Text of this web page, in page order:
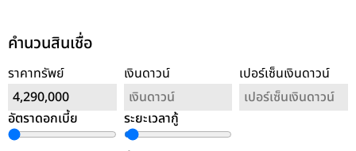
คำนวนสินเชื่อ
ราคาทรัพย์ เงินดาวน์ เปอร์เซ็นเงินดาวน์
อัตราดอกเบี้ย ระยะเวลากู้